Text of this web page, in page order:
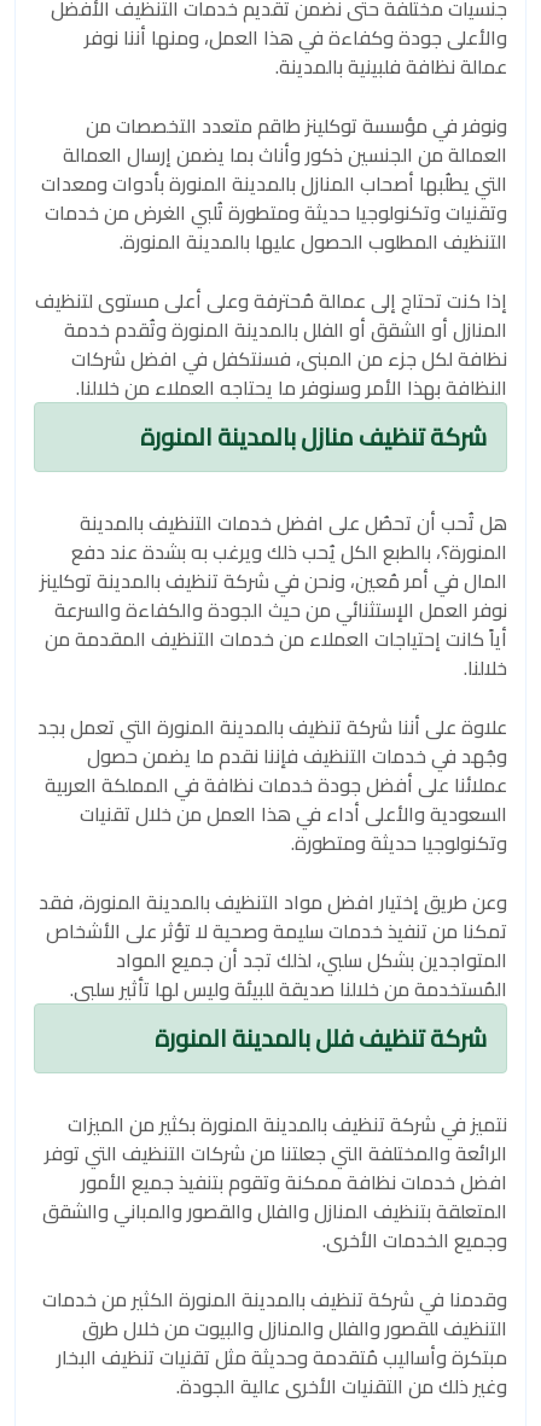
جنسيات مختلفة حتى نضمن تقديم خدمات التنظيف الأفضل
والأعلى جودة وكفاءة في هذا العمل، ومنها أننا نوفر
عمالة نظافة فلبينية بالمدينة.
ونوفر في مؤسسة توكلينز طاقم متعدد التخصصات من
العمالة من الجنسين ذكور وأناث بما يضمن إرسال العمالة
التي يطلُبها أصحاب المنازل بالمدينة المنورة بأدوات ومعدات
وتقنيات وتكنولوجيا حديثة ومتطورة تُلبي الغرض من خدمات
التنظيف المطلوب الحصول عليها بالمدينة المنورة.
إذا كنت تحتاج إلى عمالة مُحترفة وعلى أعلى مستوى لتنظيف
المنازل أو الشقق أو الفلل بالمدينة المنورة وتُقدم خدمة
نظافة لكل جزء من المبنى، فسنتكفل في افضل شركات
النظافة بهذا الأمر وسنوفر ما يحتاجه العملاء من خلالنا.
شركة تنظيف منازل بالمدينة المنورة
هل تُحب أن تحصُل على افضل خدمات التنظيف بالمدينة
المنورة؟، بالطبع الكل يُحب ذلك ويرغب به بشدة عند دفع
المال في أمر مُعين، ونحن في شركة تنظيف بالمدينة توكلينز
نوفر العمل الإستثنائي من حيث الجودة والكفاءة والسرعة
أياً كانت إحتياجات العملاء من خدمات التنظيف المقدمة من
خلالنا.
علاوة على أننا شركة تنظيف بالمدينة المنورة التي تعمل بجد
وجُهد في خدمات التنظيف فإننا نقدم ما يضمن حصول
عملائنا على أفضل جودة خدمات نظافة في المملكة العربية
السعودية والأعلى أداء في هذا العمل من خلال تقنيات
وتكنولوجيا حديثة ومتطورة.
وعن طريق إختيار افضل مواد التنظيف بالمدينة المنورة، فقد
تمكنا من تنفيذ خدمات سليمة وصحية لا تؤثر على الأشخاص
المتواجدين بشكل سلبي، لذلك تجد أن جميع المواد
المُستخدمة من خلالنا صديقة للبيئة وليس لها تأثير سلبي.
شركة تنظيف فلل بالمدينة المنورة
نتميز في شركة تنظيف بالمدينة المنورة بكثير من الميزات
الرائعة والمختلفة التي جعلتنا من شركات التنظيف التي توفر
افضل خدمات نظافة ممكنة وتقوم بتنفيذ جميع الأمور
المتعلقة بتنظيف المنازل والفلل والقصور والمباني والشقق
وجميع الخدمات الأخرى.
وقدمنا في شركة تنظيف بالمدينة المنورة الكثير من خدمات
التنظيف للقصور والفلل والمنازل والبيوت من خلال طرق
مبتكرة وأساليب مُتقدمة وحديثة مثل تقنيات تنظيف البخار
وغير ذلك من التقنيات الأخرى عالية الجودة.